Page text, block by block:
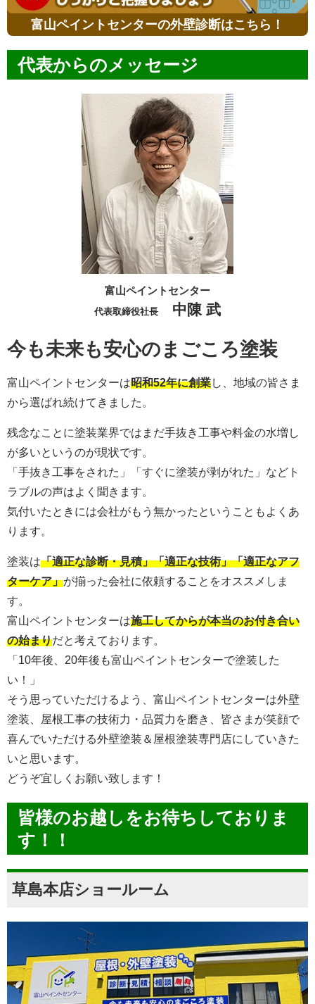
富山ペイントセンターの外壁診断はこちら！
代表からのメッセージ
富山ペイントセンター
代表取締役社長 中陳 武
今も未来も安心のまごころ塗装
富山ペイントセンターは昭和52年に創業し、地域の皆さま
から選ばれ続けてきました。
残念なことに塗装業界ではまだ手抜き工事や料金の水増し
が多いというのが現状です。
「手抜き工事をされた」「すぐに塗装が剥がれた」などト
ラブルの声はよく聞きます。
気付いたときには会社がもう無かったということもよくあ
ります。
塗装は「適正な診断・見積」「適正な技術」「適正なアフ
ターケア」が揃った会社に依頼することをオススメしま
す。
富山ペイントセンターは施工してからが本当のお付き合い
の始まりだと考えております。
「10年後、20年後も富山ペイントセンターで塗装した
い！」
そう思っていただけるよう、富山ペイントセンターは外壁
塗装、屋根工事の技術力・品質力を磨き、皆さまが笑顔で
喜んでいただける外壁塗装＆屋根塗装専門店にしていきた
いと思います。
どうぞ宜しくお願い致します！
皆様のお越しをお待ちしておりま
す！！
草島本店ショールーム